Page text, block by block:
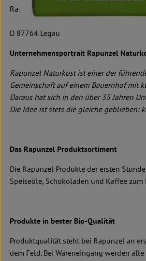
Rapunzel Naturkost GmbH & Co. KG
D 87764 Legau
Unternehmensportrait Rapunzel
Rapunzel Naturkost ist einer der
Gemeinschaft auf einem Bauernhof mit
Daraus hat sich in den über 35 Jahren
Die Idee ist stets die gleiche geblieben:
Das Rapunzel Produktsortiment
Die Rapunzel Produkte der ersten
Speiseöle, Schokoladen und Kaffee
Produkte in bester Bio-Qualität
Produktqualität steht bei Rapunzel an
dem Feld. Bei Wareneingang werden